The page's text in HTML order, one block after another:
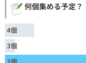
何個集める予定？
4個
3個
2個